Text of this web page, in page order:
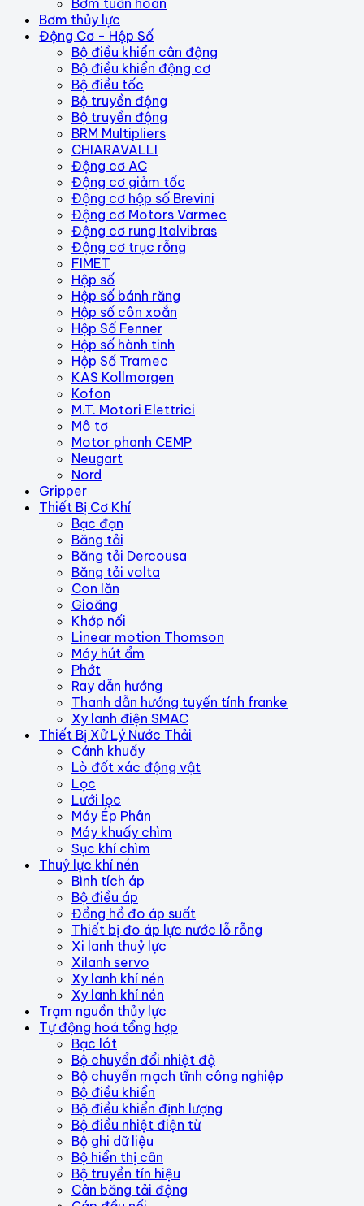
Bơm thủy lực
Động Cơ - Hộp Số
Bộ điều khiển cân động
Bộ điều khiển động cơ
Bộ điều tốc
Bộ truyền động
Bộ truyền động
BRM Multipliers
CHIARAVALLI
Động cơ AC
Động cơ giảm tốc
Động cơ hộp số Brevini
Động cơ Motors Varmec
Động cơ rung Italvibras
Động cơ trục rỗng
FIMET
Hộp số
Hộp số bánh răng
Hộp số côn xoắn
Hộp Số Fenner
Hộp số hành tinh
Hộp Số Tramec
KAS Kollmorgen
Kofon
M.T. Motori Elettrici
Mô tơ
Motor phanh CEMP
Neugart
Nord
Gripper
Thiết Bị Cơ Khí
Bạc đạn
Băng tải
Băng tải Dercousa
Băng tải volta
Con lăn
Gioăng
Khớp nối
Linear motion Thomson
Máy hút ẩm
Phớt
Ray dẫn hướng
Thanh dẫn hướng tuyến tính franke
Xy lanh điện SMAC
Thiết Bị Xử Lý Nước Thải
Cánh khuấy
Lò đốt xác động vật
Lọc
Lưới lọc
Máy Ép Phân
Máy khuấy chìm
Sục khí chìm
Thuỷ lực khí nén
Bình tích áp
Bộ điều áp
Đồng hồ đo áp suất
Thiết bị đo áp lực nước lỗ rỗng
Xi lanh thuỷ lực
Xilanh servo
Xy lanh khí nén
Xy lanh khí nén
Trạm nguồn thủy lực
Tự động hoá tổng hợp
Bạc lót
Bộ chuyển đổi nhiệt độ
Bộ chuyển mạch tĩnh công nghiệp
Bộ điều khiển
Bộ điều khiển định lượng
Bộ điều nhiệt điện từ
Bộ ghi dữ liệu
Bộ hiển thị cân
Bộ truyền tín hiệu
Cân băng tải động